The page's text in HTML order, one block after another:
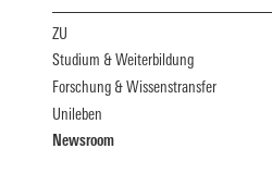
ZU
Studium & Weiterbildung
Forschung & Wissenstransfer
Unileben
Newsroom